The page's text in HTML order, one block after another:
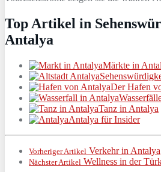
Top Artikel in
Antalya
Märkte in
Der Hafen
Tanz in Antalya
Antalya für Insider
Vorheriger Artikel Verkehr in Antalya
Nächster Artikel Wellness in der